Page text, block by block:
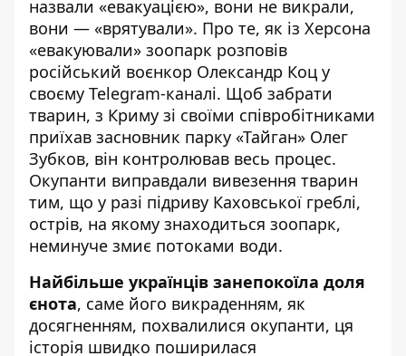
назвали «евакуацією», вони не викрали,
вони — «врятували». Про те, як із Херсона
«евакуювали» зоопарк розповів
російський воєнкор Олександр Коц у
своєму Telegram-каналі. Щоб забрати
тварин, з Криму зі своїми співробітниками
приїхав засновник парку «Тайган» Олег
Зубков, він контролював весь процес.
Окупанти виправдали вивезення тварин
тим, що у разі підриву Каховської греблі,
острів, на якому знаходиться зоопарк,
неминуче змиє потоками води.
Найбільше українців занепокоїла доля
єнота, саме його викраденням, як
досягненням, похвалилися окупанти, ця
історія швидко поширилася